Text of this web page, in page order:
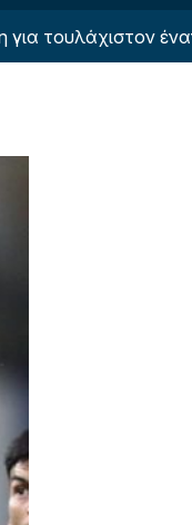
έναν μήνα!